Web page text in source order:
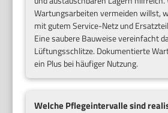
Wartungsarbeiten vermeiden willst,
mit gutem Service-Netz und
Eine saubere Bauweise vereinfacht
Lüftungsschlitze. Dokumentierte
ein Plus bei häufiger Nutzung.
Welche Pflegeintervalle sind